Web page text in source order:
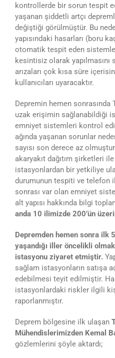
kontrollerde bir sorun tespit
yaşanan şiddetli artçı
değiştiği görülmüştür. Bu
yapısındaki hasarları (boru
otomatik tespit eden
kesintisiz olarak yapılmasını
arızaları çok kısa süre
kullanıcıları uyaracaktır.
Depremin hemen sonrasında
uzak erişimin sağlanabildiği
emniyet sistemleri kontrol
ağında yaşanan sorunlar
sayısı son derece az
akaryakıt dağıtım şirketleri
istasyonlardan bir yetkiliye
durumunun tespiti ve telefon
sonrası var olan emniyet
alt yapısı hakkında bilgi
anda 10 ilimizde 200’ün
Depremden hemen sonra ilk
yaşandığı iller öncelikli
istasyonu ziyaret etmiştir.
sağlam istasyonların satışa
edebilmesi teyit edilmiştir.
istasyonlardaki riskler ilgili
raporlanmıştır.
Deprem bölgesine ilk ulaşan
Mühendislerimizden Kemal
gözlemlerini şöyle aktardı;